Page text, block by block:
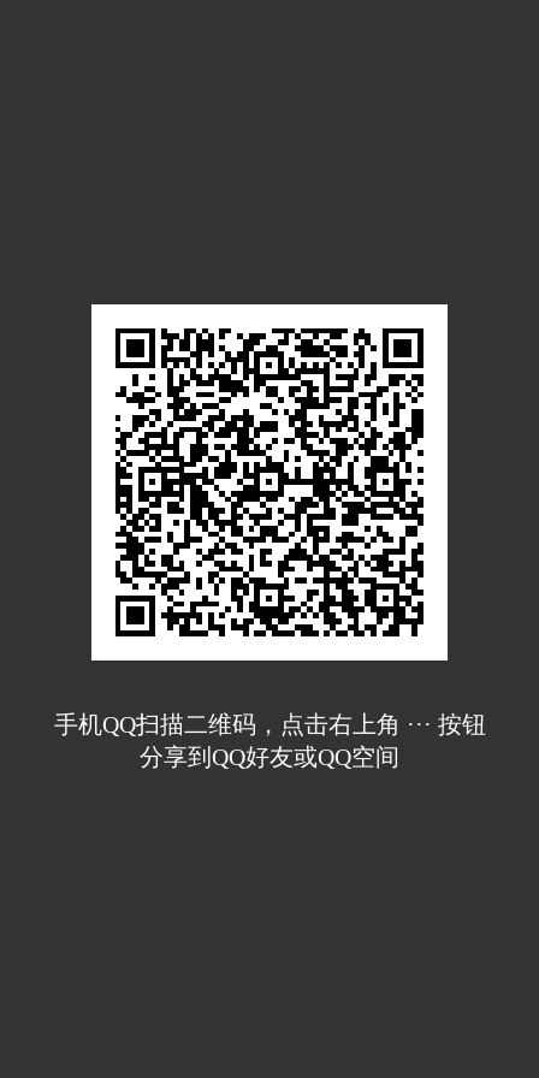
手机QQ扫描二维码，点击右上角 ··· 按钮
分享到QQ好友或QQ空间